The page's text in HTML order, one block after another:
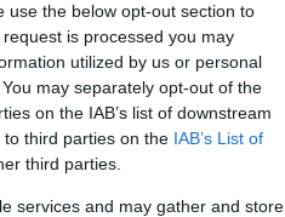
use the below opt-out section to
is processed you may
utilized by us or personal
may separately opt-out of the
on the IAB’s list of downstream
third parties on the IAB’s List of
third parties.
services and may gather and store